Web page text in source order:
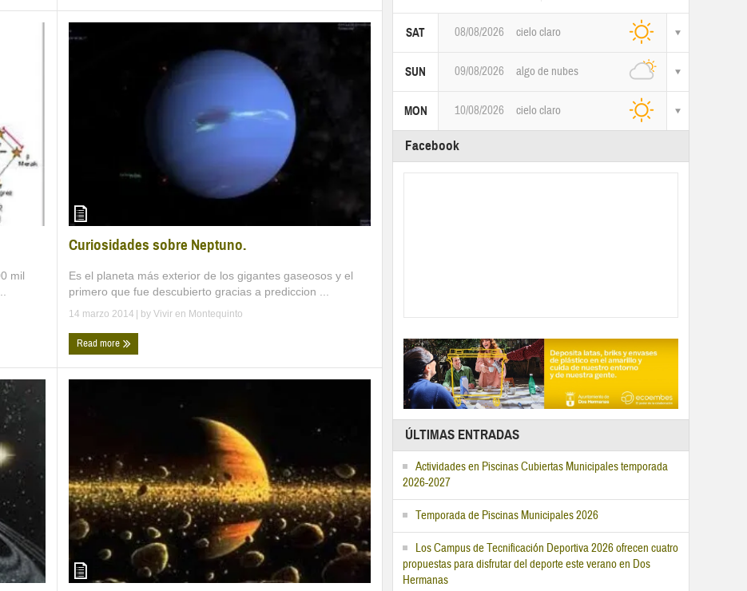
mil
Curiosidades sobre Neptuno.
Es el planeta más exterior de los gigantes gaseosos y el
primero que fue descubierto gracias a prediccion ...
14 marzo 2014 | by Vivir en Montequinto
Read more
SAT 08/08/2026 cielo claro
SUN 09/08/2026 algo de nubes
MON 10/08/2026 cielo claro
Facebook
ÚLTIMAS ENTRADAS
Actividades en Piscinas Cubiertas Municipales temporada
2026-2027
Temporada de Piscinas Municipales 2026
Los Campus de Tecnificación Deportiva 2026 ofrecen cuatro
propuestas para disfrutar del deporte este verano en Dos
Hermanas